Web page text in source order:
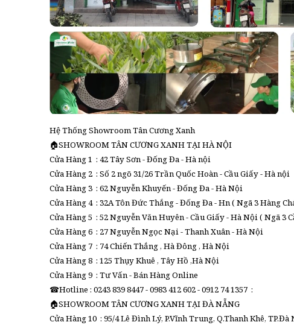
Hệ Thống Showroom Tân Cương Xanh
🏠SHOWROOM TÂN CƯƠNG XANH TẠI HÀ NỘI
Cửa Hàng 1 : 42 Tây Sơn - Đống Đa - Hà nội
Cửa Hàng 2 : Số 2 ngõ 31/26 Trần Quốc Hoàn - Cầu Giấy - Hà nội
Cửa Hàng 3 : 62 Nguyễn Khuyến - Đống Đa - Hà Nội
Cửa Hàng 4 : 32A Tôn Đức Thắng - Đống Đa - Hn ( Ngã 3 Hàng
Cửa Hàng 5 : 52 Nguyễn Văn Huyên - Cầu Giấy - Hà Nội ( Ngã 3
Cửa Hàng 6 : 27 Nguyễn Ngọc Nại - Thanh Xuân - Hà Nội
Cửa Hàng 7 : 74 Chiến Thắng , Hà Đông , Hà Nội
Cửa Hàng 8 : 125 Thụy Khuê , Tây Hồ ,Hà Nội
Cửa Hàng 9 : Tư Vấn - Bán Hàng Online
☎Hotline : 0243 839 8447 - 0983 412 602 - 0912 74 1357 :
🏠SHOWROOM TÂN CƯƠNG XANH TẠI ĐÀ NẴNG
Cửa Hàng 10 : 95/4 Lê Đình Lý, P.Vĩnh Trung, Q.Thanh Khê, TP.Đà